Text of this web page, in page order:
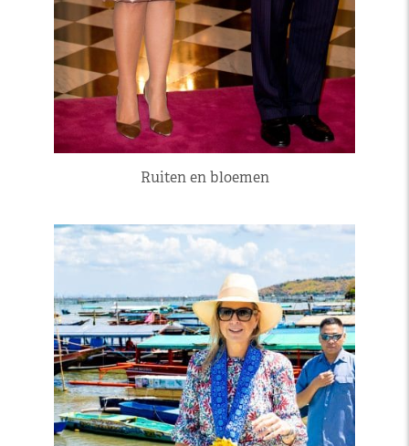
Ruiten en bloemen